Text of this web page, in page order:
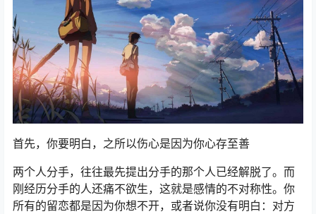
首先，你要明白，之所以伤心是因为你心存至善
两个人分手，往往最先提出分手的那个人已经解脱了。而
刚经历分手的人还痛不欲生，这就是感情的不对称性。你
所有的留恋都是因为你想不开，或者说你没有明白：对方